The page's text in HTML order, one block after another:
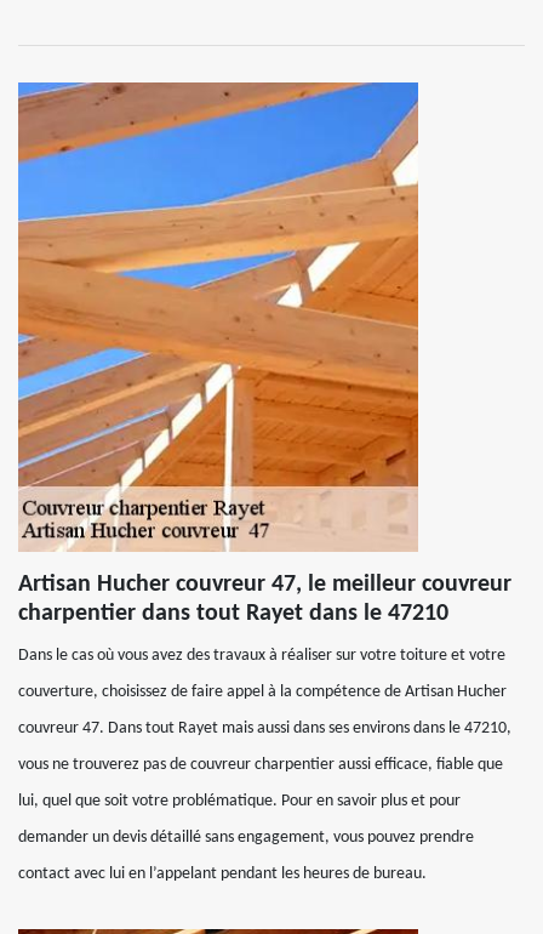
Artisan Hucher couvreur 47, le meilleur couvreur
charpentier dans tout Rayet dans le 47210
Dans le cas où vous avez des travaux à réaliser sur votre toiture et votre
couverture, choisissez de faire appel à la compétence de Artisan Hucher
couvreur 47. Dans tout Rayet mais aussi dans ses environs dans le 47210,
vous ne trouverez pas de couvreur charpentier aussi efficace, fiable que
lui, quel que soit votre problématique. Pour en savoir plus et pour
demander un devis détaillé sans engagement, vous pouvez prendre
contact avec lui en l’appelant pendant les heures de bureau.